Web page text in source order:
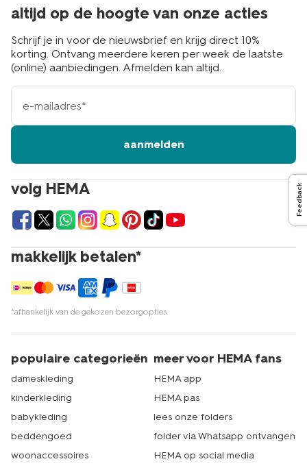
volg HEMA
makkelijk betalen*
*afhankelijk van de gekozen bezorgopties
altijd op de hoogte van onze acties
Schrijf je in voor de nieuwsbrief en krijg direct 10%
korting. Ontvang meerdere keren per week de laatste
(online) aanbiedingen. Afmelden kan altijd.
e-
mailadres
aanmelden
populaire categorieën
dameskleding
kinderkleding
babykleding
beddengoed
woonaccessoires
meer voor HEMA fans
HEMA app
HEMA pas
lees onze folders
folder via Whatsapp ontvangen
HEMA op social media
Feedback